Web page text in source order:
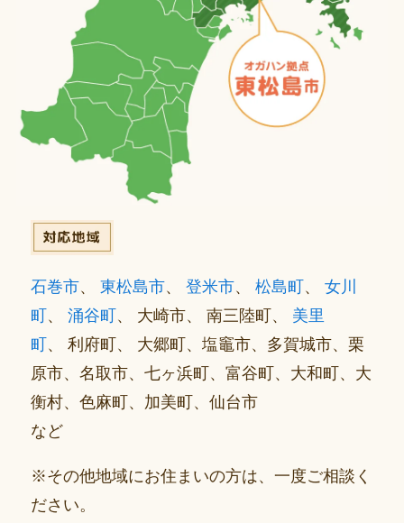
石巻市、東松島市、登米市、松島町、女川
町、涌谷町、 大崎市、 南三陸町、 美里
町、 利府町、 大郷町、塩竈市、多賀城市、栗
原市、名取市、七ヶ浜町、富谷町、大和町、大
衡村、色麻町、加美町、仙台市
など
※その他地域にお住まいの方は、一度ご相談く
ださい。